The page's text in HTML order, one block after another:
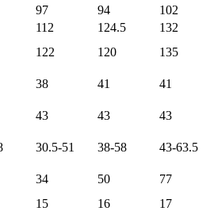
97 94
102
112 124.5
132
122 120
135
38 41
41
43 43
43
30.5-51 38-58
43-63.5
34 50
77
15 16 17